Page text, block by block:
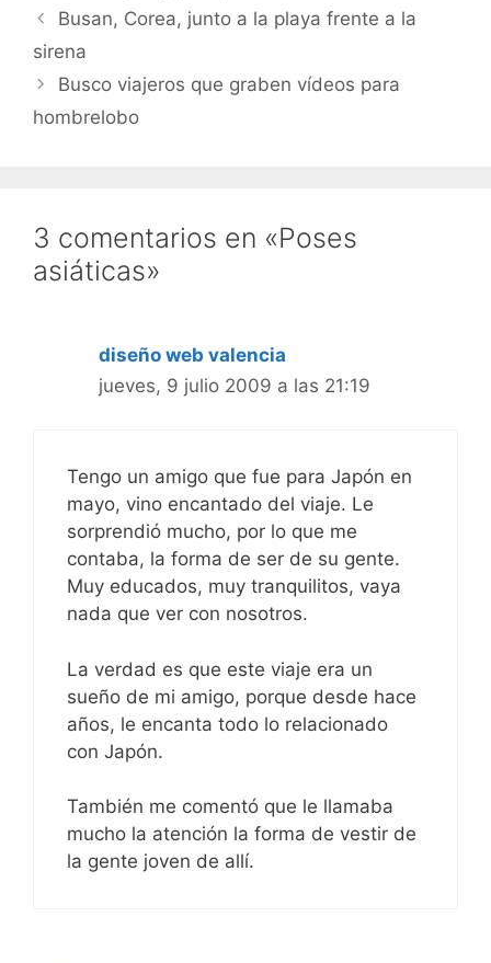
Busan, Corea, junto a la playa frente a la
sirena
Busco viajeros que graben vídeos para
hombrelobo
3 comentarios en «Poses
asiáticas»
diseño web valencia
jueves, 9 julio 2009 a las 21:19
Tengo un amigo que fue para Japón en
mayo, vino encantado del viaje. Le
sorprendió mucho, por lo que me
contaba, la forma de ser de su gente.
Muy educados, muy tranquilitos, vaya
nada que ver con nosotros.
La verdad es que este viaje era un
sueño de mi amigo, porque desde hace
años, le encanta todo lo relacionado
con Japón.
También me comentó que le llamaba
mucho la atención la forma de vestir de
la gente joven de allí.